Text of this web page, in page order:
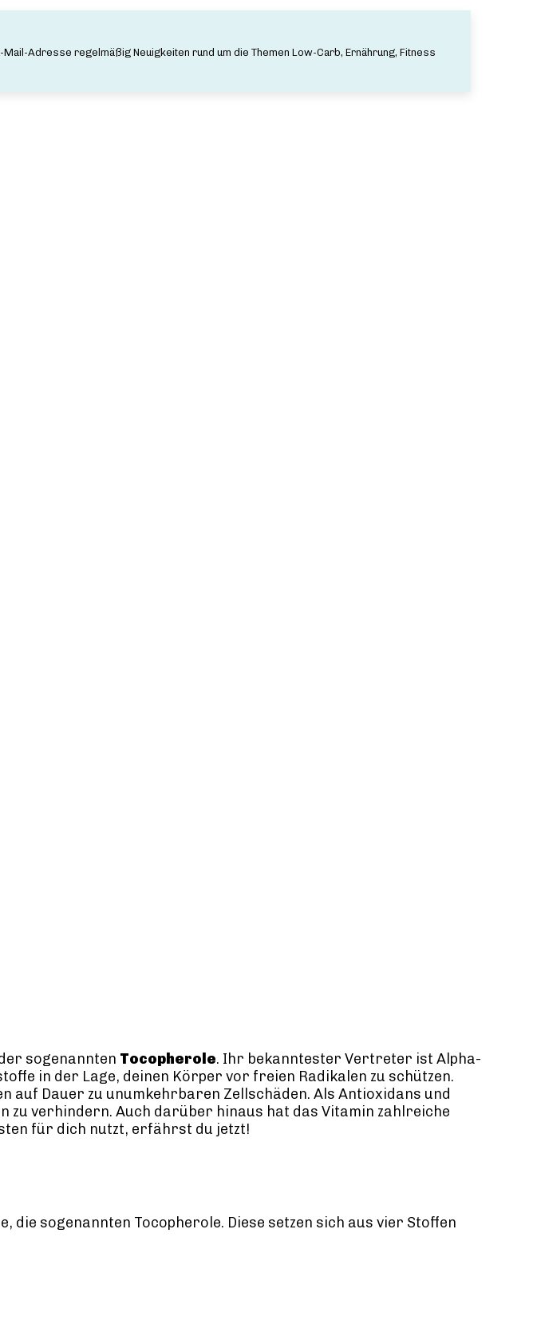
Adresse regelmäßig Neuigkeiten rund um die Themen Low-Carb, Ernährung, Fitness
sogenannten Tocopherole. Ihr bekanntester Vertreter ist Alpha-
in der Lage, deinen Körper vor freien Radikalen zu schützen.
Dauer zu unumkehrbaren Zellschäden. Als Antioxidans und
zu verhindern. Auch darüber hinaus hat das Vitamin zahlreiche
für dich nutzt, erfährst du jetzt!
die sogenannten Tocopherole. Diese setzen sich aus vier Stoffen